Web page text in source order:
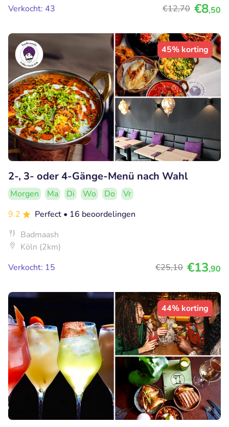
Verkocht: 43
€12,70 €8,50
45% korting
2-, 3- oder 4-Gänge-Menü nach Wahl
Morgen Ma Di Wo Do
Vr
9.2
Perfect • 16 beoordelingen
Badmaash
Köln (2km)
Verkocht: 15
€25,10 €13,90
44% korting